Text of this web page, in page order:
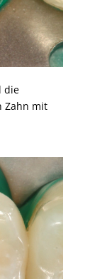
die
Zahn mit